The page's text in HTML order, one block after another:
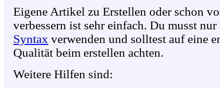
Eigene Artikel zu Erstellen oder schon
verbessern ist sehr einfach. Du musst
Syntax verwenden und solltest auf eine
Qualität beim erstellen achten.
Weitere Hilfen sind: